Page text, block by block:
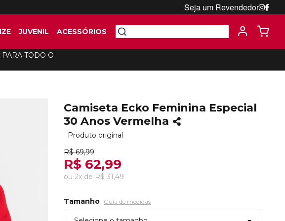
Seja um Revendedor
JUVENIL ACESSÓRIOS
PARA TODO O
Camiseta Ecko Feminina Especial
30 Anos Vermelha
Produto original
R$ 69,99
R$ 62,99
ou 2x de R$ 31,49
Tamanho Guia de medidas